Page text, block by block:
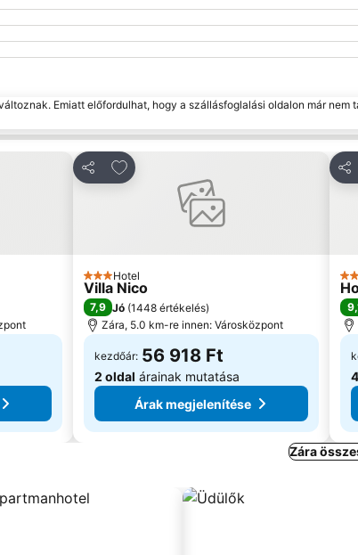
Emiatt előfordulhat, hogy a szállásfoglalási oldalon már nem
Megosztás
Hozzáadás a kedvencekhez
3 Kategória
Hotel
Villa Nico
7,9 Jó (1448 értékelés)
Zára, 5.0 km-re innen: Városközpont
kezdőár: 56 918 Ft
2 oldal árainak mutatása
Árak megjelenítése
3
Zára